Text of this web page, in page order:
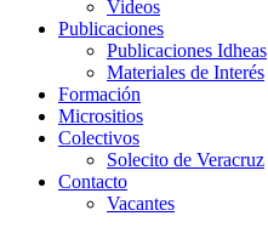
Videos
Publicaciones
Publicaciones Idheas
Materiales de Interés
Formación
Micrositios
Colectivos
Solecito de Veracruz
Contacto
Vacantes